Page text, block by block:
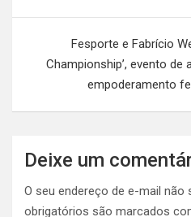
Fesporte e Fabrício
Championship’, evento
empoderamento
Deixe um
O seu endereço de e-mail não
obrigatórios são marcados